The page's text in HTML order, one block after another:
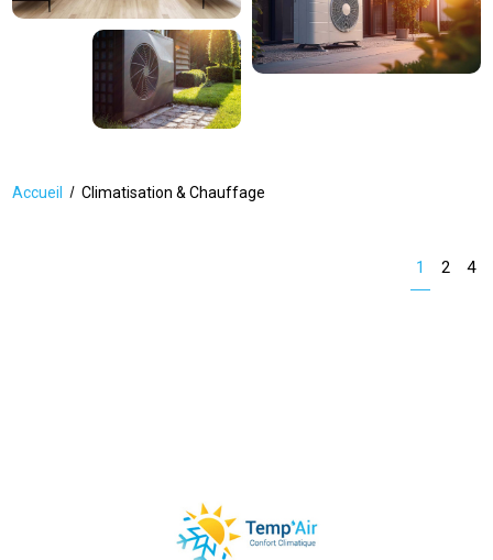
Accueil Climatisation & Chauffage
1 2 4